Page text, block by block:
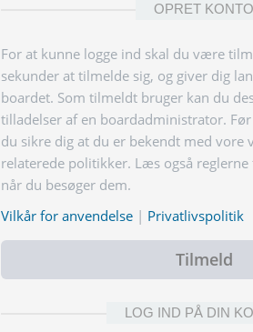
OPRET KONTO
For at kunne logge ind skal du være
sekunder at tilmelde sig, og giver dig
boardet. Som tilmeldt bruger kan du
tilladelser af en boardadministrator.
du sikre dig at du er bekendt med vore
relaterede politikker. Læs også
når du besøger dem.
Vilkår for anvendelse | Privatlivspolitik
Tilmeld
LOG IND PÅ DIN